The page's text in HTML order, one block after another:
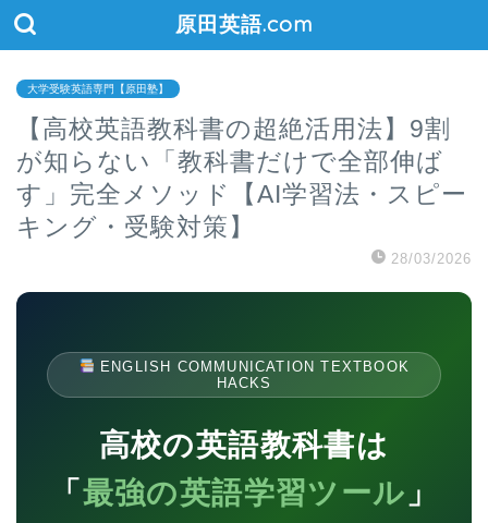
原田英語.com
大学受験英語専門【原田塾】
【高校英語教科書の超絶活用法】9割
が知らない「教科書だけで全部伸ば
す」完全メソッド【AI学習法・スピー
キング・受験対策】
28/03/2026
ENGLISH COMMUNICATION TEXTBOOK
HACKS
高校の英語教科書は
「 最強の英語学習ツール 」